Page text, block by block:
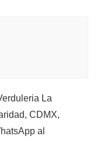
La
CDMX,
al